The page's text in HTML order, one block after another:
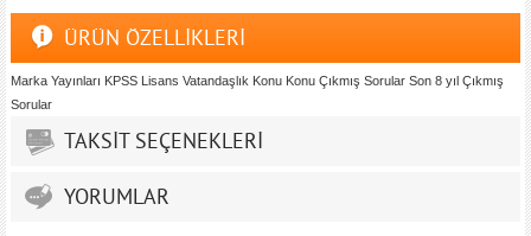
ÜRÜN ÖZELLİKLERİ
Marka Yayınları KPSS Lisans Vatandaşlık Konu Konu Çıkmış Sorular Son 8 yıl Çıkmış
Sorular
TAKSİT SEÇENEKLERİ
YORUMLAR